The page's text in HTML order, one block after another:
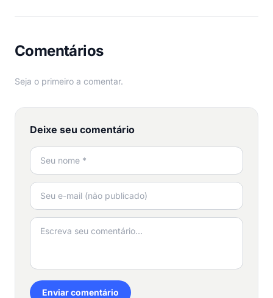
Comentários
Seja o primeiro a comentar.
Deixe seu comentário
Enviar comentário